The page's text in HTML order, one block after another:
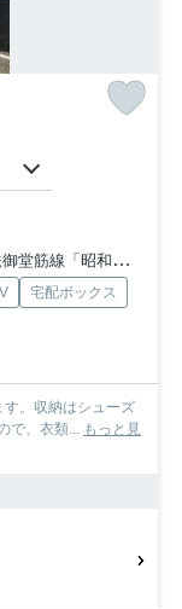
線「昭和町」駅 徒歩5分
宅配ボックス
。収納はシューズ
で、衣類... もっと見